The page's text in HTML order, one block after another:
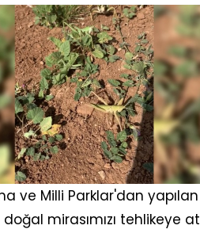
ve Milli Parklar'dan
mirasımızı tehlikeye